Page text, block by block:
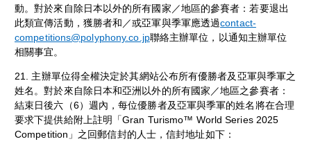
動。對於來自除日本以外的所有國家／地區的參賽者：若要退出
此類宣傳活動，獲勝者和／或亞軍與季軍應透過contact-
competitions@polyphony.co.jp聯絡主辦單位，以通知主辦單位
相關事宜。
21. 主辦單位得全權決定於其網站公布所有優勝者及亞軍與季軍之
姓名。對於來自除日本和亞洲以外的所有國家／地區之參賽者：
結束日後六（6）週內，每位優勝者及亞軍與季軍的姓名將在合理
要求下提供給附上註明「Gran Turismo™ World Series 2025
Competition」之回郵信封的人士，信封地址如下：